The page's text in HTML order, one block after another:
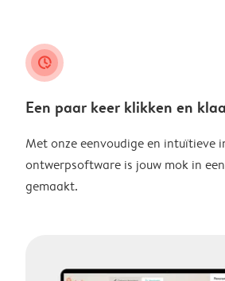
clock_check
Een paar keer klikken en
Met onze eenvoudige en intuïtieve
ontwerpsoftware is jouw mok in
gemaakt.